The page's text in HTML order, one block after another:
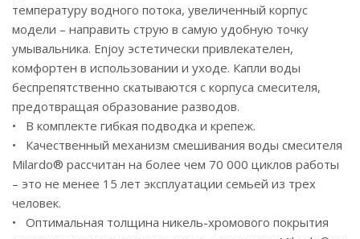
температуру водного потока, увеличенный корпус
модели – направить струю в самую удобную точку
умывальника. Enjoy эстетически привлекателен,
комфортен в использовании и уходе. Капли воды
беспрепятственно скатываются с корпуса смесителя,
предотвращая образование разводов.
• В комплекте гибкая подводка и крепеж.
• Качественный механизм смешивания воды смесителя
Milardo® рассчитан на более чем 70 000 циклов работы
– это не менее 15 лет эксплуатации семьей из трех
человек.
• Оптимальная толщина никель-хромового покрытия